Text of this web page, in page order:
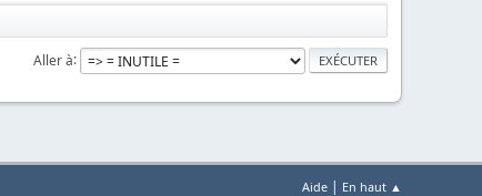
Aller à
Aide | En haut ▲